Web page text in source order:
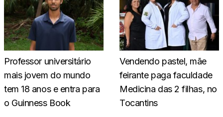
Professor universitário
mais jovem do mundo
tem 18 anos e entra para
o Guinness Book
Vendendo pastel, mãe
feirante paga faculdade
Medicina das 2 filhas, no
Tocantins